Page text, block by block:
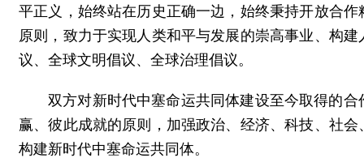
平正义，始终站在历史正确一边，始终秉持开放合
原则，致力于实现人类和平与发展的崇高事业、构
议、全球文明倡议、全球治理倡议。
双方对新时代中塞命运共同体建设至今取得的
赢、彼此成就的原则，加强政治、经济、科技、社
构建新时代中塞命运共同体。